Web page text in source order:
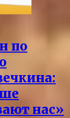
по
нас»